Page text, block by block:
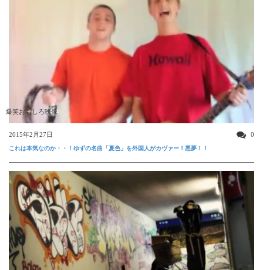
爆笑おもしろ映像
2015年2月27日 0
これは本気なのか・・！ゆずの名曲「夏色」を外国人がカヴァー！悪夢！！